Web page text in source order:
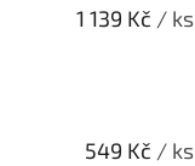
1 139 Kč / ks
549 Kč / ks